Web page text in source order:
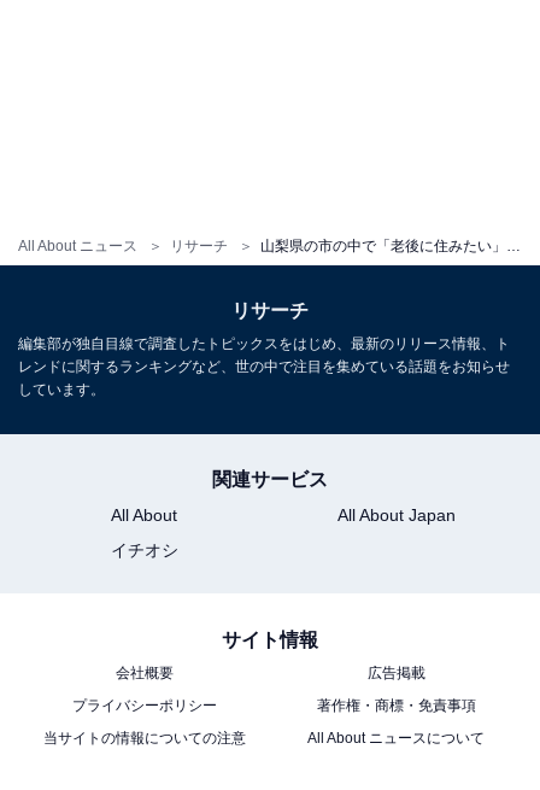
All About ニュース リサーチ
性を求めるシニア層にベストな環境です。
「観光地で、公共機関が充実していると思ったか
「大型医療機関や商業施設、役所などがコンパクト
に集まっており、バスやタクシー、徒歩での生活が
「甲府市は山に囲まれた自然豊かな環境がありなが
ら、生活に必要な施設も揃っている印象がありま
リサーチ
編集部が独自目線で調査したトピックスをはじめ、最新のリリース情報、ト
レンドに関するランキングなど、世の中で注目を集めている話題をお知らせ
しています。
関連サービス
All About
All About Japan
イチオシ
サイト情報
会社概要
広告掲載
プライバシーポリシー
著作権・商標・免責事項
当サイトの情報についての注意
All About ニュースについて